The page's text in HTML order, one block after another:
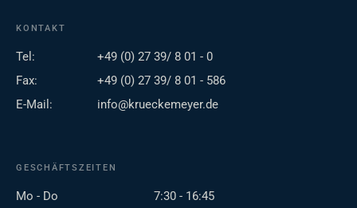
KONTAKT
Tel:
+49 (0) 27 39/ 8 01 - 0
Fax:
+49 (0) 27 39/ 8 01 - 586
E-Mail:
info@krueckemeyer.de
GESCHÄFTSZEITEN
Mo - Do
7:30 - 16:45